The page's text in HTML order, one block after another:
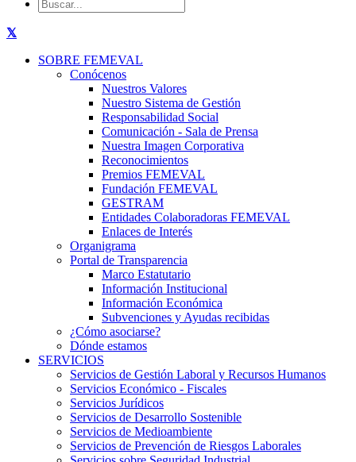
SOBRE FEMEVAL
Conócenos
Nuestros Valores
Nuestro Sistema de Gestión
Responsabilidad Social
Comunicación - Sala de Prensa
Nuestra Imagen Corporativa
Reconocimientos
Premios FEMEVAL
Fundación FEMEVAL
GESTRAM
Entidades Colaboradoras FEMEVAL
Enlaces de Interés
Organigrama
Portal de Transparencia
Marco Estatutario
Información Institucional
Información Económica
Subvenciones y Ayudas recibidas
¿Cómo asociarse?
Dónde estamos
SERVICIOS
Servicios de Gestión Laboral y Recursos Humanos
Servicios Económico - Fiscales
Servicios Jurídicos
Servicios de Desarrollo Sostenible
Servicios de Medioambiente
Servicios de Prevención de Riesgos Laborales